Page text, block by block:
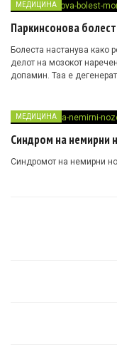
МЕДИЦИНА
Паркинсонова
Болеста настанува како
делот на мозокот
допамин. Taa е
МЕДИЦИНА
Синдром на немирни
Синдромот на немирни